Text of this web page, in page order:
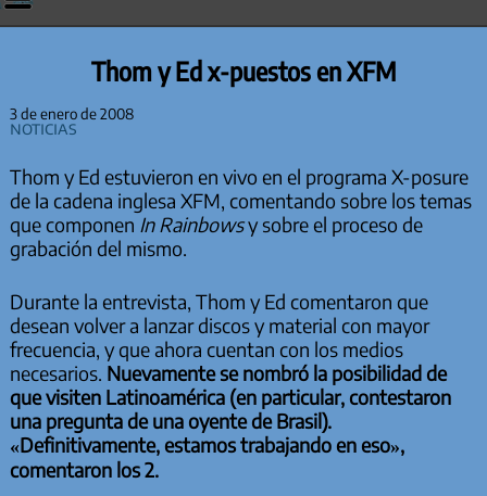
Thom y Ed x-puestos en XFM
3 de enero de 2008
Noticias
Thom y Ed estuvieron en vivo en el programa X-posure
de la cadena inglesa XFM, comentando sobre los temas
que componen In Rainbowsy sobre el proceso de
grabación del mismo.
Durante la entrevista, Thom y Ed comentaron que
desean volver a lanzar discos y material con mayor
frecuencia, y que ahora cuentan con los medios
necesarios. Nuevamente se nombró la posibilidad de
que visiten Latinoamérica (en particular, contestaron
una pregunta de una oyente de Brasil).
«Definitivamente, estamos trabajando en eso»,
comentaron los 2.